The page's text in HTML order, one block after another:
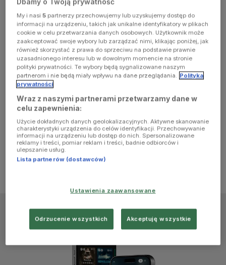
occurred
(see the
browser
console for
more
information)
My i nasi5 partnerzy przechowujemy lub uzyskujemy dostęp do
informacji na urządzeniu, takich jak unikalne identyfikatory w plikach
cookie w celu przetwarzania danych osobowych. Użytkownik może
zaakceptować swoje wybory lub zarządzać nimi, klikając poniżej, jak
również skorzystać z prawa do sprzeciwu na podstawie prawnie
uzasadnionego interesu lub w dowolnym momencie na stronie
polityki prywatności. Te wybory będą sygnalizowane naszym
partnerom i nie będą miały wpływu na dane przeglądania. Polityka
prywatności
Wraz z naszymi partnerami przetwarzamy dane w
celu zapewnienia:
Użycie dokładnych danych geolokalizacyjnych. Aktywne skanowanie
charakterystyki urządzenia do celów identyfikacji. Przechowywanie
informacji na urządzeniu lub dostęp do nich. Spersonalizowane
reklamy i treści, pomiar reklam i treści, badnie odbiorców i
ulepszanie usług.
Lista partnerów (dostawców)
Ustawienia zaawansowane
Odrzucenie wszystkich Akceptuję wszystkie